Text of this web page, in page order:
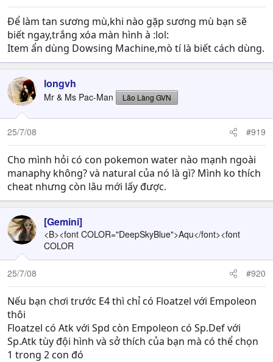
Để làm tan sương mù,khi nào gặp sương mù bạn sẽ
biết ngay,trắng xóa màn hình à :lol:
Item ẩn dùng Dowsing Machine,mò tí là biết cách dùng.
longvh
Mr & Ms Pac-Man Lão Làng GVN
25/7/08 #919
Cho mình hỏi có con pokemon water nào mạnh ngoài
manaphy không? và natural của nó là gì? Mình ko thích
cheat nhưng còn lâu mới lấy được.
[Gemini]
<B><font COLOR="DeepSkyBlue">Aqu</font><font
COLOR
25/7/08 #920
Nếu bạn chơi trước E4 thì chỉ có Floatzel với Empoleon
thôi
Floatzel có Atk với Spd còn Empoleon có Sp.Def với
Sp.Atk tùy đội hình và sở thích của bạn mà có thể chọn
1 trong 2 con đó